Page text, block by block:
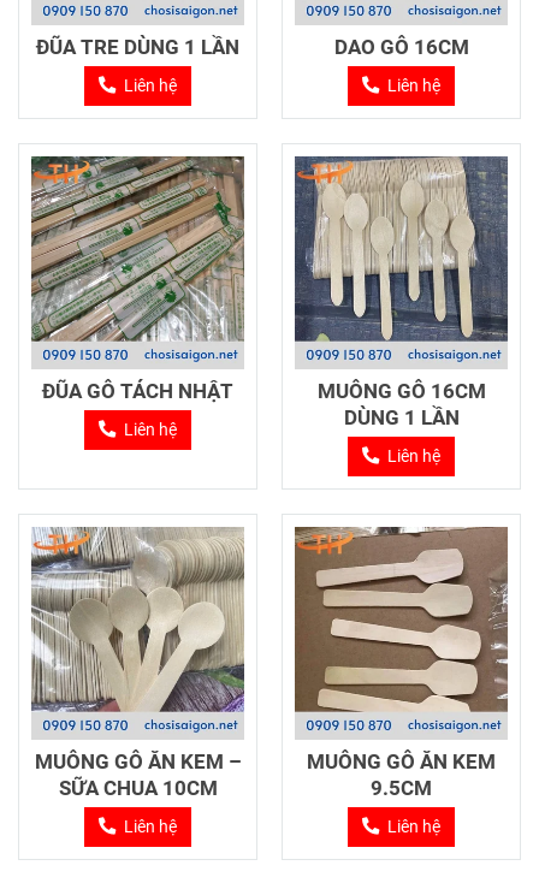
ĐŨA TRE DÙNG 1 LẦN
Liên hệ
DAO GỖ 16CM
Liên hệ
ĐŨA GỖ TÁCH NHẬT
Liên hệ
MUỖNG GỖ 16CM
DÙNG 1 LẦN
Liên hệ
MUỖNG GỖ ĂN KEM –
SỮA CHUA 10CM
Liên hệ
MUỖNG GỖ ĂN KEM
9.5CM
Liên hệ